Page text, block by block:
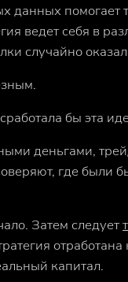
данных
ведет себя в
случайно
бы эта
деньгами,
где были
Затем следует
капитал.